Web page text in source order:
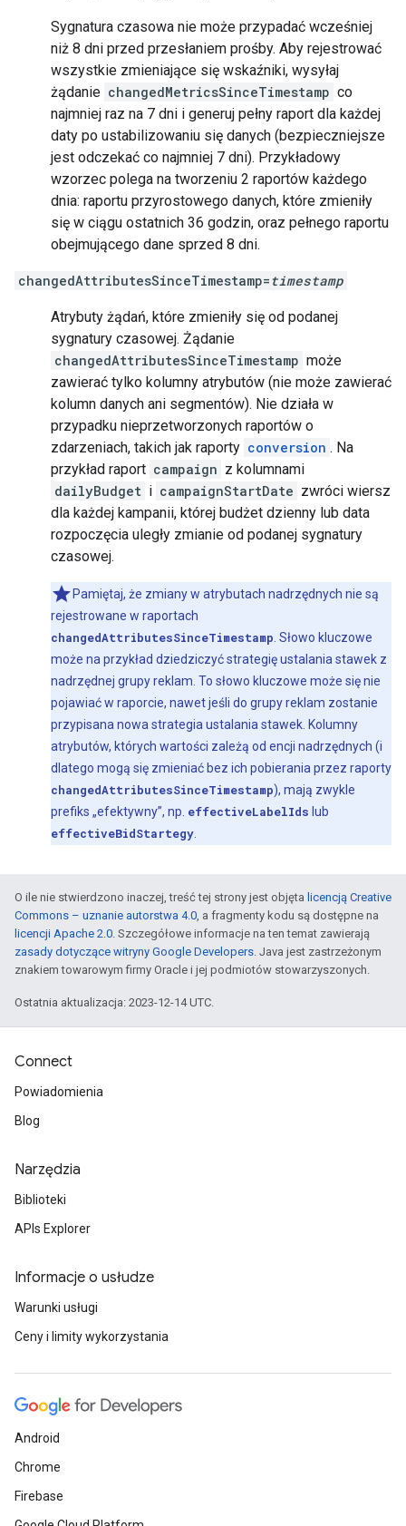
Sygnatura czasowa nie może przypadać wcześniej
niż 8 dni przed przesłaniem prośby. Aby rejestrować
wszystkie zmieniające się wskaźniki, wysyłaj
żądanie changedMetricsSinceTimestamp co
najmniej raz na 7 dni i generuj pełny raport dla każdej
daty po ustabilizowaniu się danych (bezpieczniejsze
jest odczekać co najmniej 7 dni). Przykładowy
wzorzec polega na tworzeniu 2 raportów każdego
dnia: raportu przyrostowego danych, które zmieniły
się w ciągu ostatnich 36 godzin, oraz pełnego raportu
obejmującego dane sprzed 8 dni.
changedAttributesSinceTimestamp=timestamp
Atrybuty żądań, które zmieniły się od podanej
sygnatury czasowej. Żądanie
changedAttributesSinceTimestamp może
zawierać tylko kolumny atrybutów (nie może zawierać
kolumn danych ani segmentów). Nie działa w
przypadku nieprzetworzonych raportów o
zdarzeniach, takich jak raporty conversion . Na
przykład raport campaign z kolumnami
dailyBudget i campaignStartDate zwróci wiersz
dla każdej kampanii, której budżet dzienny lub data
rozpoczęcia uległy zmianie od podanej sygnatury
czasowej.
Pamiętaj, że zmiany w atrybutach nadrzędnych nie są
rejestrowane w raportach
changedAttributesSinceTimestamp . Słowo kluczowe
może na przykład dziedziczyć strategię ustalania stawek z
nadrzędnej grupy reklam. To słowo kluczowe może się nie
pojawiać w raporcie, nawet jeśli do grupy reklam zostanie
przypisana nowa strategia ustalania stawek. Kolumny
atrybutów, których wartości zależą od encji nadrzędnych (i
dlatego mogą się zmieniać bez ich pobierania przez raporty
changedAttributesSinceTimestamp), mają zwykle
prefiks „efektywny”, np. effectiveLabelIds lub
effectiveBidStartegy
O ile nie stwierdzono inaczej, treść tej strony jest objęta licencją Creative
Commons – uznanie autorstwa 4.0, a fragmenty kodu są dostępne na
licencji Apache 2.0. Szczegółowe informacje na ten temat zawierają
zasady dotyczące witryny Google Developers. Java jest zastrzeżonym
znakiem towarowym firmy Oracle i jej podmiotów stowarzyszonych.
Ostatnia aktualizacja: 2023-12-14 UTC.
Connect
Powiadomienia
Blog
Narzędzia
Biblioteki
APIs Explorer
Informacje o usłudze
Warunki usługi
Ceny i limity wykorzystania
Android
Chrome
Firebase